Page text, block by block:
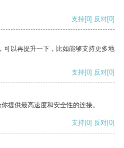
支持[0] 反对[0]
可以再提升一下，比如能够支持更多地
支持[0] 反对[0]
提供最高速度和安全性的连接。
支持[0] 反对[0]